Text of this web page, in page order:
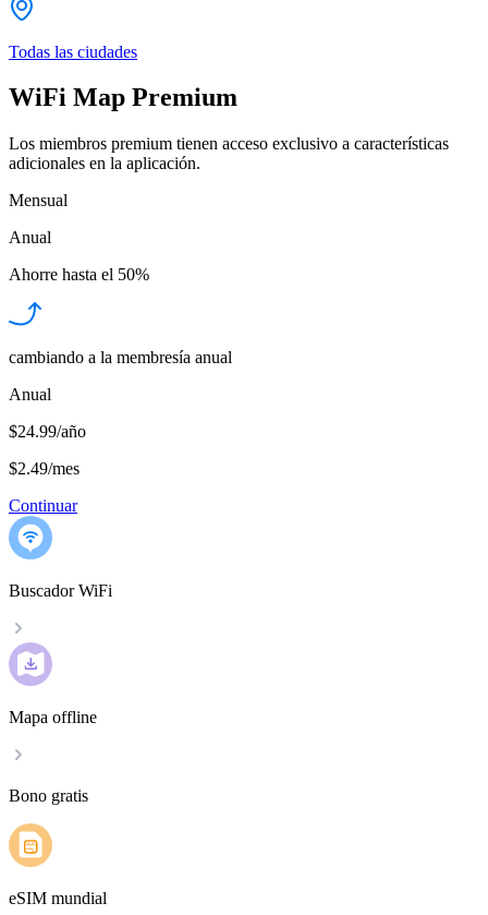
Todas las ciudades
WiFi Map Premium
Los miembros premium tienen acceso exclusivo a características
adicionales en la aplicación.
Mensual
Anual
Ahorre hasta el 50%
cambiando a la membresía anual
Anual
$24.99/año
$2.49/mes
Continuar
Buscador WiFi
Mapa offline
Bono gratis
eSIM mundial